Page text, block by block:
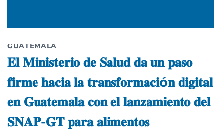
GUATEMALA
𝐄𝐥 𝐌𝐢𝐧𝐢𝐬𝐭𝐞𝐫𝐢𝐨 𝐝𝐞 𝐒𝐚𝐥𝐮𝐝 𝐝𝐚 𝐮𝐧 𝐩𝐚𝐬𝐨
𝐟𝐢𝐫𝐦𝐞 𝐡𝐚𝐜𝐢𝐚 𝐥𝐚 𝐭𝐫𝐚𝐧𝐬𝐟𝐨𝐫𝐦𝐚𝐜𝐢ó𝐧 𝐝𝐢𝐠𝐢𝐭𝐚𝐥
𝐞𝐧 𝐆𝐮𝐚𝐭𝐞𝐦𝐚𝐥𝐚 𝐜𝐨𝐧 𝐞𝐥 𝐥𝐚𝐧𝐳𝐚𝐦𝐢𝐞𝐧𝐭𝐨 𝐝𝐞𝐥
𝐒𝐍𝐀𝐏-𝐆𝐓 𝐩𝐚𝐫𝐚 𝐚𝐥𝐢𝐦𝐞𝐧𝐭𝐨𝐬